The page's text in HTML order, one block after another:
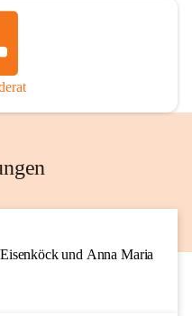
AUG
und Anna Maria